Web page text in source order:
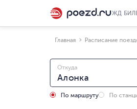
ЖД
Главная Расписание
Откуда
По маршруту По